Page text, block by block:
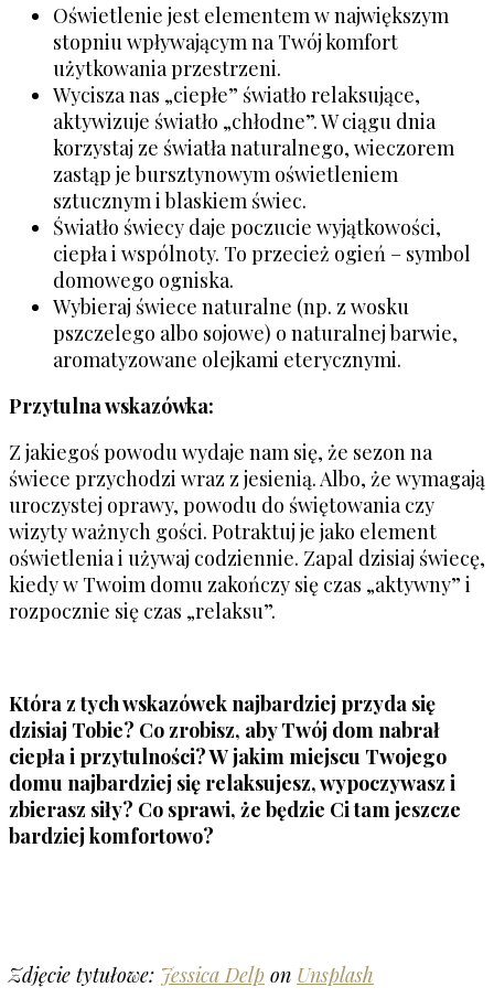
Oświetlenie jest elementem w największym
stopniu wpływającym na Twój komfort
użytkowania przestrzeni.
Wycisza nas „ciepłe” światło relaksujące,
aktywizuje światło „chłodne”. W ciągu dnia
korzystaj ze światła naturalnego, wieczorem
zastąp je bursztynowym oświetleniem
sztucznym i blaskiem świec.
Światło świecy daje poczucie wyjątkowości,
ciepła i wspólnoty. To przecież ogień – symbol
domowego ogniska.
Wybieraj świece naturalne (np. z wosku
pszczelego albo sojowe) o naturalnej barwie,
aromatyzowane olejkami eterycznymi.
Przytulna wskazówka:
Z jakiegoś powodu wydaje nam się, że sezon na
świece przychodzi wraz z jesienią. Albo, że wymagają
uroczystej oprawy, powodu do świętowania czy
wizyty ważnych gości. Potraktuj je jako element
oświetlenia i używaj codziennie. Zapal dzisiaj świecę,
kiedy w Twoim domu zakończy się czas „aktywny” i
rozpocznie się czas „relaksu”.
Która z tych wskazówek najbardziej przyda się
dzisiaj Tobie? Co zrobisz, aby Twój dom nabrał
ciepła i przytulności? W jakim miejscu Twojego
domu najbardziej się relaksujesz, wypoczywasz i
zbierasz siły? Co sprawi, że będzie Ci tam jeszcze
bardziej komfortowo?
Zdjęcie tytułowe: Jessica Delp on Unsplash